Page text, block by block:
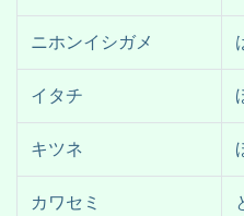
ニホンイシガメ
イタチ
キツネ
カワセミ